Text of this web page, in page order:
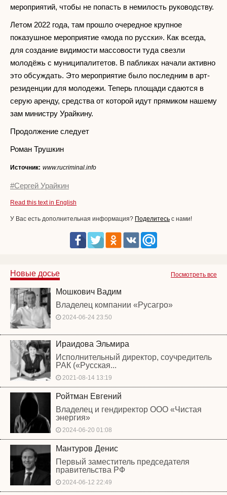
мероприятий, чтобы не попасть в немилость руководству.
Летом 2022 года, там прошло очередное крупное
показушное мероприятие «мода по русски». Как всегда,
для создание видимости массовости туда свезли
молодёжь с муниципалитетов. В пабликах начали активно
это обсуждать. Это мероприятие было последним в арт-
резиденции для молодежи. Теперь площади сдаются в
серую аренду, средства от которой идут прямиком нашему
зам министру Урайкину.
Продолжение следует
Роман Трушкин
Источник: www.rucriminal.info
#Сергей Урайкин
Read this text in English
У Вас есть дополнительная информация? Поделитесь с нами!
Посмотреть все
Новые досье
Мошкович Вадим
Владелец компании «Русагро»
2024-06-24 23:50
Ираидова Эльмира
Исполнительный директор, соучредитель
РАК («Русская...
2021-08-14 13:19
Ройтман Евгений
Владелец и гендиректор ООО «Чистая
энергия»
2024-06-20 01:08
Мантуров Денис
Первый заместитель председателя
правительства РФ
2024-06-12 22:49